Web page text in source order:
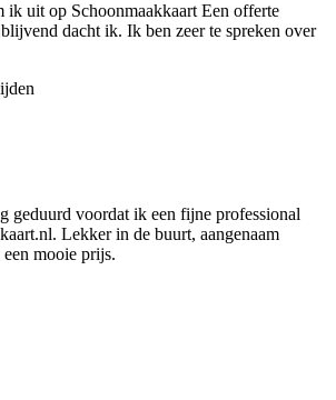
ik uit op Schoonmaakkaart Een offerte
dacht ik. Ik ben zeer te spreken over
geduurd voordat ik een fijne professional
Lekker in de buurt, aangenaam
mooie prijs.